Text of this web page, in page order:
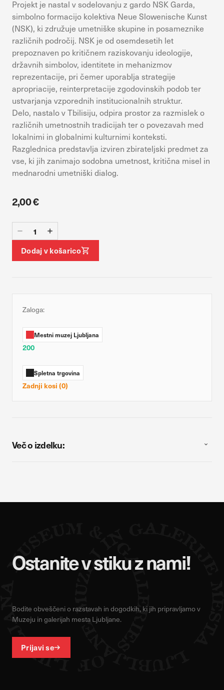
Projekt je nastal v sodelovanju z gardo NSK Garda,
simbolno formacijo kolektiva Neue Slowenische Kunst
(NSK), ki združuje umetniške skupine in posameznike
različnih področij. NSK je od osemdesetih let
prepoznaven po kritičnem raziskovanju ideologije,
državnih simbolov, identitete in mehanizmov
reprezentacije, pri čemer uporablja strategije
apropriacije, reinterpretacije zgodovinskih podob ter
ustvarjanja vzporednih institucionalnih struktur.
Delo, nastalo v Tbilisiju, odpira prostor za razmislek o
različnih umetnostnih tradicijah ter o povezavah med
lokalnimi in globalnimi kulturnimi konteksti.
Razglednica predstavlja izviren zbirateljski predmet za
vse, ki jih zanimajo sodobna umetnost, kritična misel in
mednarodni umetniški dialog.
2,00 €
Dodaj v košarico
Zaloga:
Mestni muzej Ljubljana
200
Spletna trgovina
Zadnji kosi (0)
Več o izdelku:
Ostanite v stiku z nami!
Bodite obveščeni o razstavah in dogodkih, ki jih pripravljamo v
Muzeju in galerijah mesta Ljubljane.
Prijavi se
vaših interesov, ki ga nato uporabijo za prikazovanje ustreznih
oglasov na drugih spletnih mestih. Pri delu uporabljajo
edinstveno prepoznavanje vašega brskalnika in naprave. Če
zavrnete uporabo teh piškotkov, ne boste deležni našega
ciljnega spletnega oglaševanja.
Potrdi moje izbire DOVOLI VSE